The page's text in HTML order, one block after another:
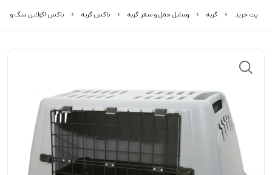
پت خرید گربه وسایل حمل و سفر گربه باکس گربه باکس اکولاین سگ و